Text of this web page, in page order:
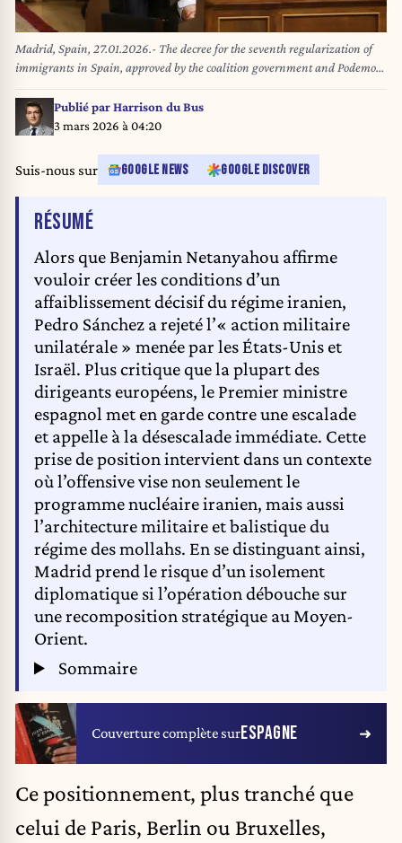
Madrid, Spain, 27.01.2026.- The decree for the seventh regularization of
immigrants in Spain, approved by the coalition government and Podemos,
is a measure that will benefit some 500,000 foreigners. It also includes all
those who have requested international protection, that is, those arriving
fleeing countries at war and other situations of violence or discrimination
pension reform was extraordinary, with the Popular Party (PP) voting
against it, and its leader, Alberto Núñez Feijóo, considers the extraordinary
regularization of migrants a new episode of political opportunism by Pedro
Sánchez to cover up the Adamuz tragedy. Photo: Juan Carlos Rojas
Publié parHarrison du Bus
3 mars 2026 à 04:20
Suis-nous sur GOOGLE NEWS GOOGLE DISCOVER
RÉSUMÉDE L'ARTICLE
Alors que Benjamin Netanyahou affirme
vouloir créer les conditions d’un
affaiblissement décisif du régime iranien,
Pedro Sánchez a rejeté l’« action militaire
unilatérale » menée par les États-Unis et
Israël. Plus critique que la plupart des
dirigeants européens, le Premier ministre
espagnol met en garde contre une escalade
et appelle à la désescalade immédiate. Cette
prise de position intervient dans un contexte
où l’offensive vise non seulement le
programme nucléaire iranien, mais aussi
l’architecture militaire et balistique du
régime des mollahs. En se distinguant ainsi,
Madrid prend le risque d’un isolement
diplomatique si l’opération débouche sur
une recomposition stratégique au Moyen-
Orient.
Sommaire
Couverture complète surESPAGNE
Ce positionnement, plus tranché que
celui de Paris, Berlin ou Bruxelles,